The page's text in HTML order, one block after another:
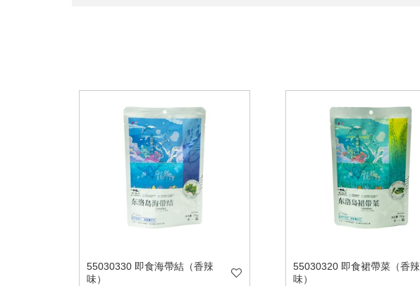
55030330 即食海帶結（香辣
味）
55030320 即食裙帶菜（香辣
味）